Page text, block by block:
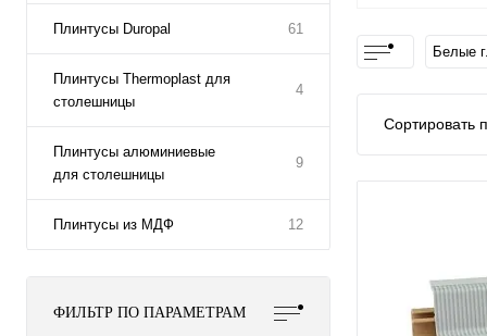
Плинтусы Duropal 61
Плинтусы Thermoplast для
столешницы
4
Плинтусы алюминиевые
для столешницы
9
Плинтусы из МДФ 12
ФИЛЬТР ПО ПАРАМЕТРАМ
Белые
Сортировать